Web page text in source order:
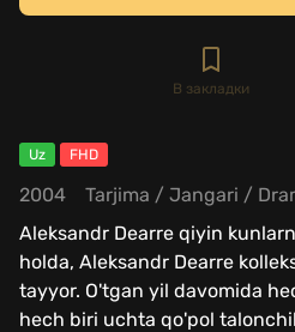
В закладки
Uz FHD
2004 Tarjima / Jangari /
Aleksandr Dearre qiyin
holda, Aleksandr Dearre
tayyor. O'tgan yil davomida
hech biri uchta qo'pol